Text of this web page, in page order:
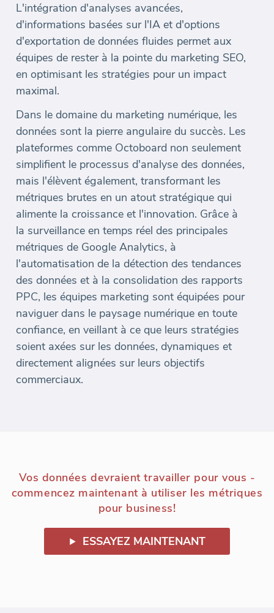
L'intégration d'analyses avancées,
d'informations basées sur l'IA et d'options
d'exportation de données fluides permet aux
équipes de rester à la pointe du marketing SEO,
en optimisant les stratégies pour un impact
maximal.
Dans le domaine du marketing numérique, les
données sont la pierre angulaire du succès. Les
plateformes comme Octoboard non seulement
simplifient le processus d'analyse des données,
mais l'élèvent également, transformant les
métriques brutes en un atout stratégique qui
alimente la croissance et l'innovation. Grâce à
la surveillance en temps réel des principales
métriques de Google Analytics, à
l'automatisation de la détection des tendances
des données et à la consolidation des rapports
PPC, les équipes marketing sont équipées pour
naviguer dans le paysage numérique en toute
confiance, en veillant à ce que leurs stratégies
soient axées sur les données, dynamiques et
directement alignées sur leurs objectifs
commerciaux.
Vos données devraient travailler pour vous -
commencez maintenant à utiliser les métriques
pour business!
ESSAYEZ MAINTENANT